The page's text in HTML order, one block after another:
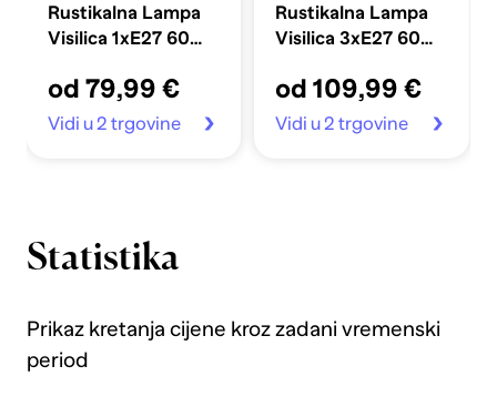
Rustikalna Lampa
Visilica 1xE27 60W
od 79,99 €
Vidi u 2 trgovine
Rustikalna Lampa
Visilica 3xE27 60W
od 109,99 €
Vidi u 2 trgovine
Statistika
Prikaz kretanja cijene kroz zadani vremenski
period